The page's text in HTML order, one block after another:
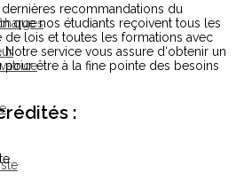
dernières recommandations du
que nos étudiants reçoivent tous les
de lois et toutes les formations avec
service vous assure d‘obtenir un
pour être à la fine pointe des besoins
: